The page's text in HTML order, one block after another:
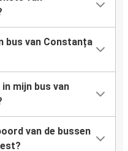
bus van Constanța
mijn bus van
van de bussen